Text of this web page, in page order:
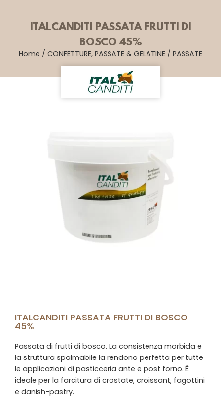
ITALCANDITI PASSATA FRUTTI DI
BOSCO 45%
Home / CONFETTURE, PASSATE & GELATINE / PASSATE
ITALCANDITI PASSATA FRUTTI DI BOSCO
45%
Passata di frutti di bosco. La consistenza morbida e
la struttura spalmabile la rendono perfetta per tutte
le applicazioni di pasticceria ante e post forno. È
ideale per la farcitura di crostate, croissant, fagottini
e danish-pastry.